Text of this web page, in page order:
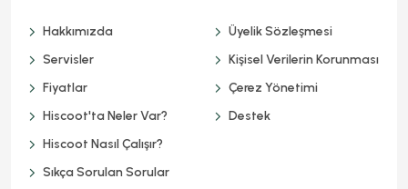
Hakkımızda
Servisler
Fiyatlar
Hiscoot'ta Neler Var?
Hiscoot Nasıl Çalışır?
Sıkça Sorulan Sorular
Üyelik Sözleşmesi
Kişisel Verilerin Korunması
Çerez Yönetimi
Destek